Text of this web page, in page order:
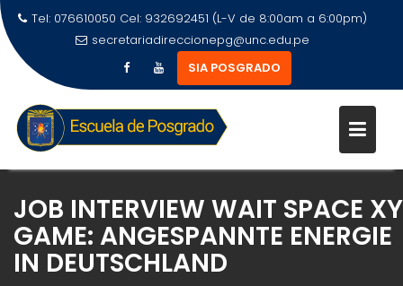
Tel: 076610050 Cel: 932692451 (L-V de 8:00am a 6:00pm)
secretariadireccionepg@unc.edu.pe
SIA POSGRADO
JOB INTERVIEW WAIT SPACE XY
GAME: ANGESPANNTE ENERGIE
IN DEUTSCHLAND